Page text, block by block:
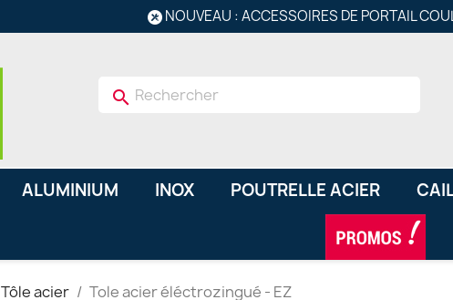
NOUVEAU : ACCESSOIRES DE PORTAIL
search
ALUMINIUM INOX POUTRELLE ACIER
Tôle acier Tole acier éléctrozingué - EZ